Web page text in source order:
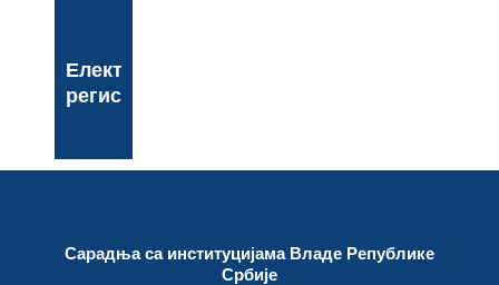
Електронски
регистар
Сарадња са институцијама Владе Републике
Србије